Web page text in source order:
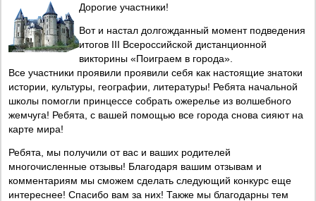
Дорогие участники!
Вот и настал долгожданный момент подведения
итогов III Всероссийской дистанционной
викторины «Поиграем в города».
Все участники проявили проявили себя как настоящие знатоки
истории, культуры, географии, литературы! Ребята начальной
школы помогли принцессе собрать ожерелье из волшебного
жемчуга! Ребята, с вашей помощью все города снова сияют на
карте мира!
Ребята, мы получили от вас и ваших родителей
многочисленные отзывы! Благодаря вашим отзывам и
комментариям мы сможем сделать следующий конкурс еще
интереснее! Спасибо вам за них! Также мы благодарны тем